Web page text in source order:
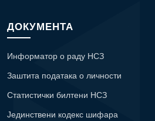
ДОКУМЕНТА
Информатор о раду НСЗ
Заштита података о личности
Статистички билтени НСЗ
Јединствени кодекс шифара